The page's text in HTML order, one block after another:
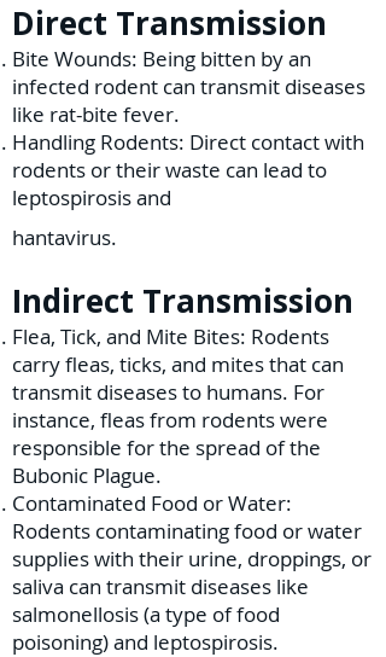
Direct Transmission
Bite Wounds: Being bitten by an
infected rodent can transmit diseases
like rat-bite fever.
Handling Rodents: Direct contact with
rodents or their waste can lead to
leptospirosis and
hantavirus.
Indirect Transmission
Flea, Tick, and Mite Bites: Rodents
carry fleas, ticks, and mites that can
transmit diseases to humans. For
instance, fleas from rodents were
responsible for the spread of the
Bubonic Plague.
Contaminated Food or Water:
Rodents contaminating food or water
supplies with their urine, droppings, or
saliva can transmit diseases like
salmonellosis (a type of food
poisoning) and leptospirosis.